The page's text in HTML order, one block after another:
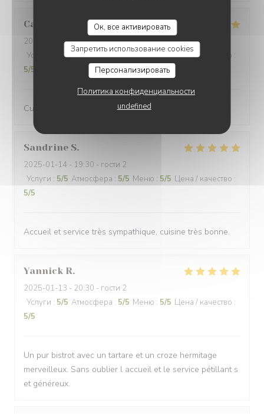
Ок, все активировать
Запретить использование cookies
Персонализировать
Политика конфиденциальности
undefined
Camille
2025-01-23- 19:30 - гости 3
Услуги
/5 Атмосфера:5/5 Меню:5/5 Цена / качество :
5/5
Cuisine excellente et service parfait !
Sandrine S
2025-01-14 - 19:30 - гости 2
Услуги : 5/5 Атмосфера : 5/5 Меню : 5/5 Цена / качество :
5/5
Accueil et service très sympathique, cuisine très bonne.
Yannick R
2025-01-13 - 20:30 - гости 2
Услуги : 5/5 Атмосфера : 5/5 Меню : 5/5 Цена / качество :
5/5
Un pur bistrot avec un tartare et un croze hermitage
merveilleux. Sans oublier l accueil et le service pétillant s
et généreux.